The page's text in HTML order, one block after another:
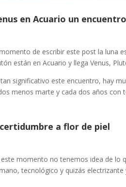
en Acuario un
de escribir este post la luna
están en Acuario y llega Venus,
tan significativo este encuentro, hay
menos marte y cada dos años con
a flor de piel
este momento no tenemos idea de lo
tecnológico y quizás electrizante